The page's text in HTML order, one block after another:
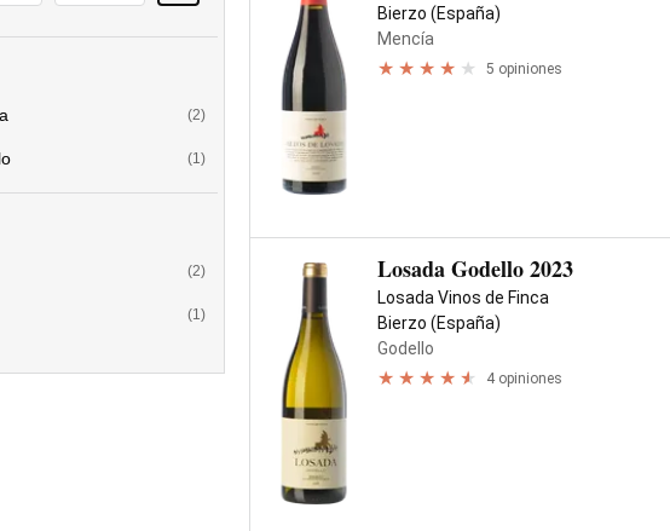
(2)
(1)
(2)
(1)
Bierzo (España)
Mencía
5 opiniones
Losada Godello 2023
Losada Vinos de Finca
Bierzo (España)
Godello
4 opiniones